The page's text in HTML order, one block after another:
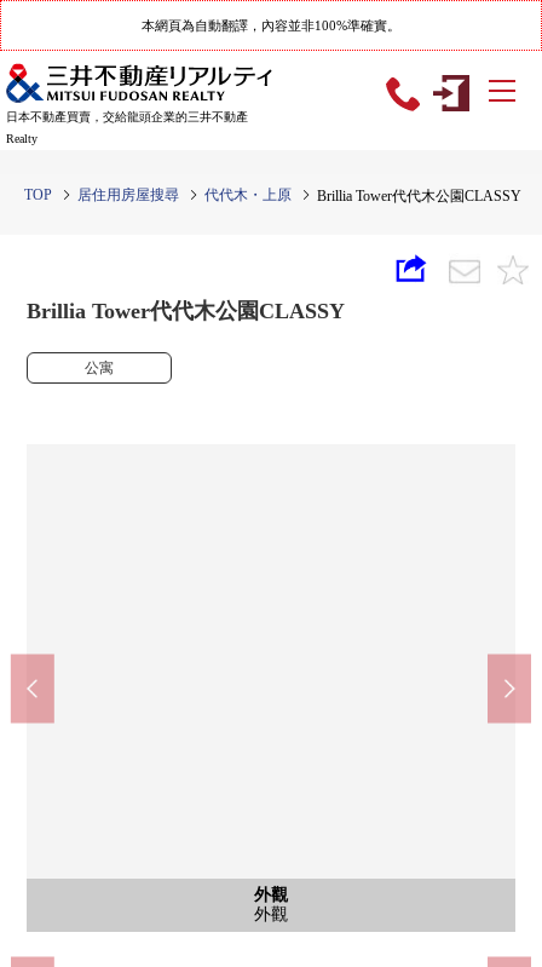
本網頁為自動翻譯，內容並非100%準確實。
日本不動產買賣，交給龍頭企業的三井不動產
Realty
TOP 居住用房屋搜尋 代代木・上原 Brillia Tower代代木公園CLASSY
Brillia Tower代代木公園CLASSY
公寓
外觀
外觀
客廳
客廳
客廳
客廳
廚房
廚房
廚房
廚房
公共汽車
公共汽車
洗臉
洗臉
廁所
廁所
廁所
門口
門口
收納
室內
室內
風景
風景
風景
風景
風景
風景
風景
風景
風景
風景
風景
風景
其他當地
風景
入口
入口
其他
入口
入口
外觀
外觀
外觀
外觀
入口
入口
入口